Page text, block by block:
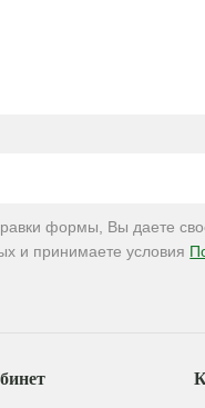
формы, Вы даете
и принимаете условия